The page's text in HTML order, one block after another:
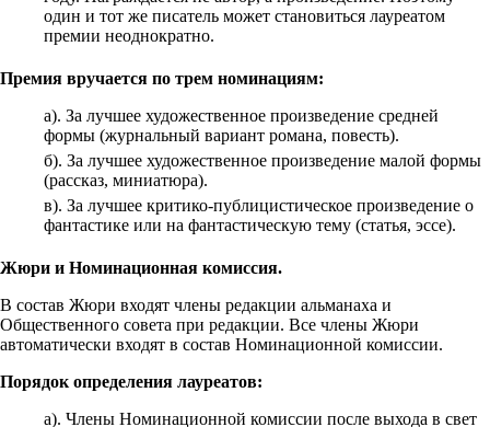
один и тот же писатель может становиться лауреатом
премии неоднократно.
Премия вручается по трем номинациям:
а). За лучшее художественное произведение средней
формы (журнальный вариант романа, повесть).
б). За лучшее художественное произведение малой формы
(рассказ, миниатюра).
в). За лучшее критико-публицистическое произведение о
фантастике или на фантастическую тему (статья, эссе).
Жюри и Номинационная комиссия.
В состав Жюри входят члены редакции альманаха и
Общественного совета при редакции. Все члены Жюри
автоматически входят в состав Номинационной комиссии.
Порядок определения лауреатов:
а). Члены Номинационной комиссии после выхода в свет